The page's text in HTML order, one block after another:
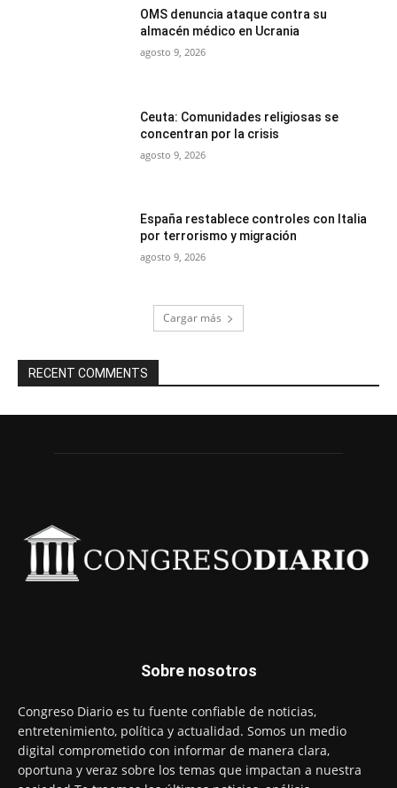
OMS denuncia ataque contra su
almacén médico en Ucrania
agosto 9, 2026
Ceuta: Comunidades religiosas se
concentran por la crisis
agosto 9, 2026
España restablece controles con Italia
por terrorismo y migración
agosto 9, 2026
Cargar más
RECENT COMMENTS
Sobre nosotros
Congreso Diario es tu fuente confiable de noticias,
entretenimiento, política y actualidad. Somos un medio
digital comprometido con informar de manera clara,
oportuna y veraz sobre los temas que impactan a nuestra